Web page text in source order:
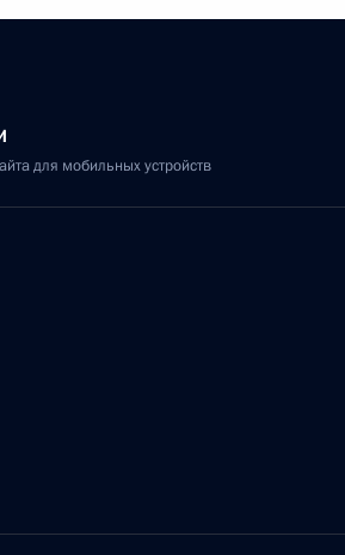
для мобильных устройств